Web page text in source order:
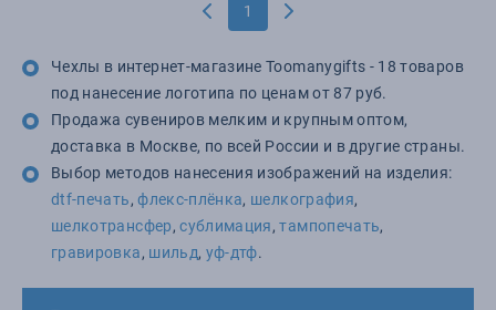
1
Чехлы в интернет-магазине Toomanygifts - 18 товаров
под нанесение логотипа по ценам от 87 руб.
Продажа сувениров мелким и крупным оптом,
доставка в Москве, по всей России и в другие страны.
Выбор методов нанесения изображений на изделия:
dtf-печать, флекс-плёнка, шелкография,
шелкотрансфер, сублимация, тампопечать,
гравировка, шильд, уф-дтф.